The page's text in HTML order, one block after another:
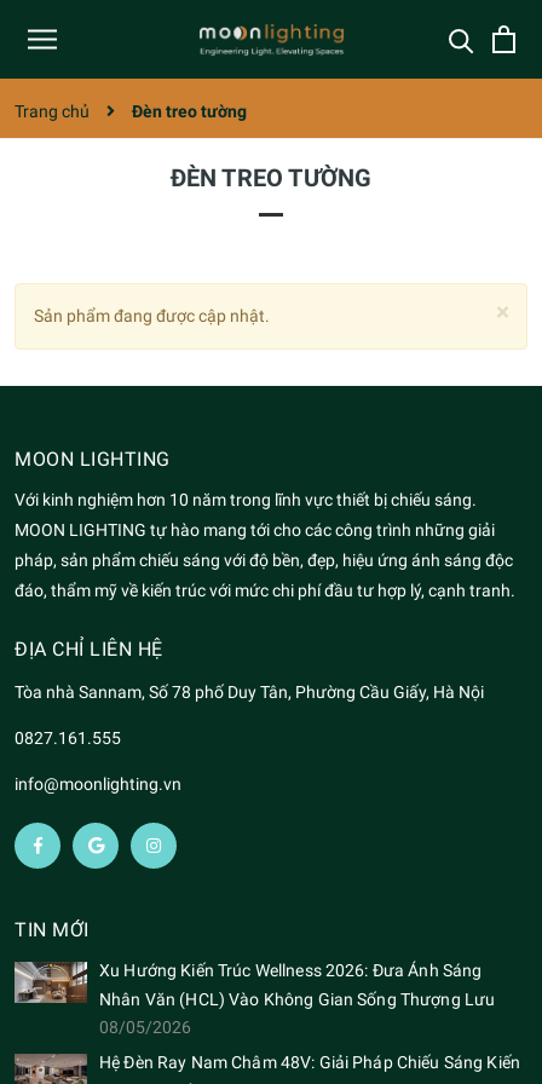
Trang chủ Đèn treo tường
ĐÈN TREO TƯỜNG
×
Sản phẩm đang được cập nhật.
MOON LIGHTING
Với kinh nghiệm hơn 10 năm trong lĩnh vực thiết bị chiếu sáng.
MOON LIGHTING tự hào mang tới cho các công trình những giải
pháp, sản phẩm chiếu sáng với độ bền, đẹp, hiệu ứng ánh sáng độc
đáo, thẩm mỹ về kiến trúc với mức chi phí đầu tư hợp lý, cạnh tranh.
ĐỊA CHỈ LIÊN HỆ
Tòa nhà Sannam, Số 78 phố Duy Tân, Phường Cầu Giấy, Hà Nội
0827.161.555
info@moonlighting.vn
TIN MỚI
Xu Hướng Kiến Trúc Wellness 2026: Đưa Ánh Sáng
Nhân Văn (HCL) Vào Không Gian Sống Thượng Lưu
08/05/2026
Hệ Đèn Ray Nam Châm 48V: Giải Pháp Chiếu Sáng Kiến